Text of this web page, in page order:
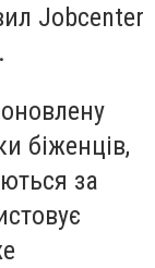
Jobcenter
біженців,
за